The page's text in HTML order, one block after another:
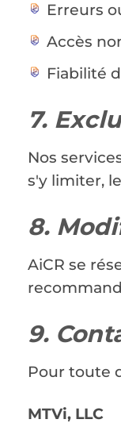
Erreurs
Accès
Fiabilité
7.
Nos
s'y limiter,
8.
AiCR se
9.
Pour toute
MTVi, LLC